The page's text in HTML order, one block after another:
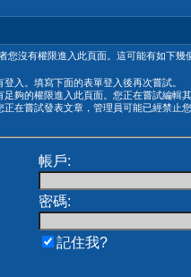
您沒有權限進入此頁面。這可能有如下幾
登入。填寫下面的表單登入後再次嘗試。
足夠的權限進入此頁面。您正在嘗試編輯
正在嘗試發表文章，管理員可能已經禁止
帳戶:
密碼:
記住我?